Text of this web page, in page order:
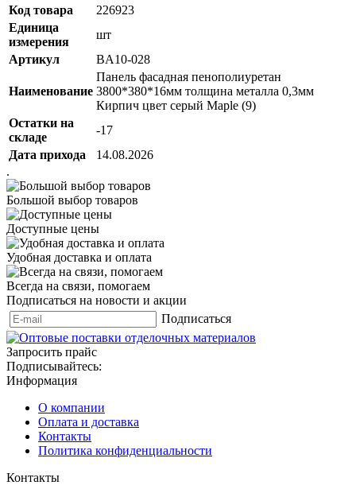
Код товара
226923
Единица
измерения
шт
Артикул
BA10-028
Наименование
Панель фасадная пенополиуретан
3800*380*16мм толщина металла 0,3мм
Кирпич цвет серый Maple (9)
Остатки на
складе
-17
Дата прихода
14.08.2026
.
Большой выбор товаров
Доступные цены
Удобная доставка и оплата
Всегда на связи, помогаем
Подписаться на новости и акции
Подписаться
Запросить прайс
Подписывайтесь:
Информация
О компании
Оплата и доставка
Контакты
Политика конфиденциальности
Контакты